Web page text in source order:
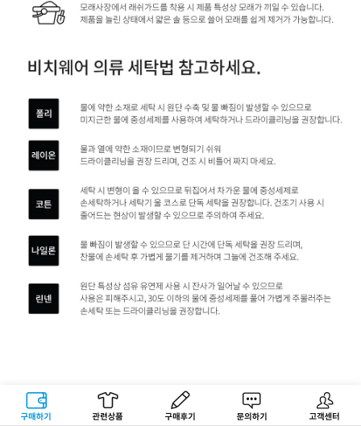
구매하기 관련상품 상품후기 문의하기 고객센터